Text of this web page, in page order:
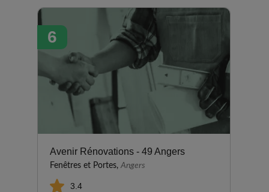
recommandons sans hésitation.
6
Avenir Rénovations - 49 Angers
Fenêtres et Portes, Angers
3.4